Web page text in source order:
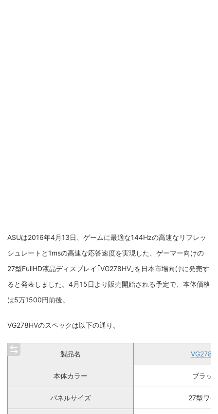
ASUは2016年4月13日、ゲームに最適な144Hzの高速なリフレッ
シュレートと 1msの高速な応答速度を実現した、ゲーマー向けの
27型FullHD液晶ディスプレイ｢VG278HV｣を日本市場向けに発売す
ると発表しました。4月15日より販売開始される予定で、本体価格
は5万1500円前後。
VG278HVのスペックは以下の通り。
製品名
本体カラー ブラッ
パネルサイズ 27型ワイ